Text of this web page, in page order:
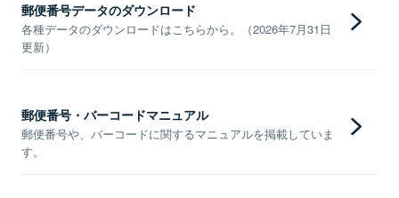
郵便番号データのダウンロード
各種データのダウンロードはこちらから。（2026年7月31日
更新）
郵便番号・バーコードマニュアル
郵便番号や、バーコードに関するマニュアルを掲載していま
す。